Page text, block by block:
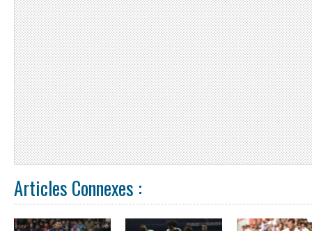
Articles Connexes :